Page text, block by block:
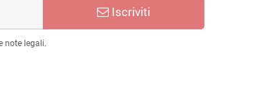
Iscriviti
note legali.